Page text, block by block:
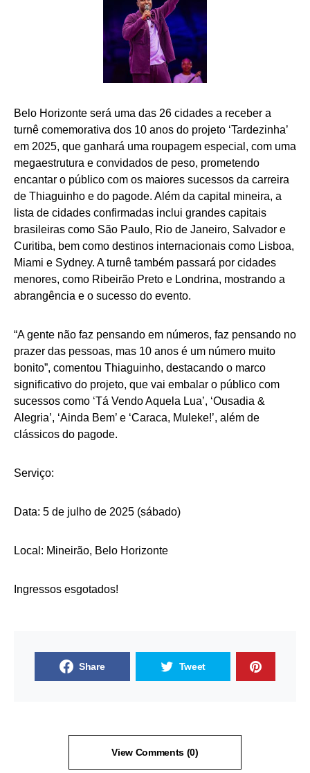
Belo Horizonte será uma das 26 cidades a receber a
turnê comemorativa dos 10 anos do projeto ‘Tardezinha’
em 2025, que ganhará uma roupagem especial, com uma
megaestrutura e convidados de peso, prometendo
encantar o público com os maiores sucessos da carreira
de Thiaguinho e do pagode. Além da capital mineira, a
lista de cidades confirmadas inclui grandes capitais
brasileiras como São Paulo, Rio de Janeiro, Salvador e
Curitiba, bem como destinos internacionais como Lisboa,
Miami e Sydney. A turnê também passará por cidades
menores, como Ribeirão Preto e Londrina, mostrando a
abrangência e o sucesso do evento.
“A gente não faz pensando em números, faz pensando no
prazer das pessoas, mas 10 anos é um número muito
bonito”, comentou Thiaguinho, destacando o marco
significativo do projeto, que vai embalar o público com
sucessos como ‘Tá Vendo Aquela Lua’, ‘Ousadia &
Alegria’, ‘Ainda Bem’ e ‘Caraca, Muleke!’, além de
clássicos do pagode.
Serviço:
Data: 5 de julho de 2025 (sábado)
Local: Mineirão, Belo Horizonte
Ingressos esgotados!
Share Tweet
View Comments (0)